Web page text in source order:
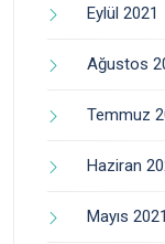
Eylül 2021
Ağustos
Temmuz
Haziran
Mayıs 2021